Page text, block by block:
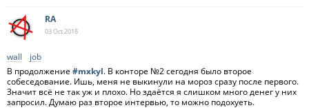
RA
03 Oct2018
wall
job
В продолжение #mxkyl. В конторе №2 сегодня было второе
собеседование. Ишь, меня не выкинули на мороз сразу после первого.
Значит всё не так уж и плохо. Но здаётся я слишком много денег у них
запросил. Думаю раз второе интервью, то можно подохуеть.